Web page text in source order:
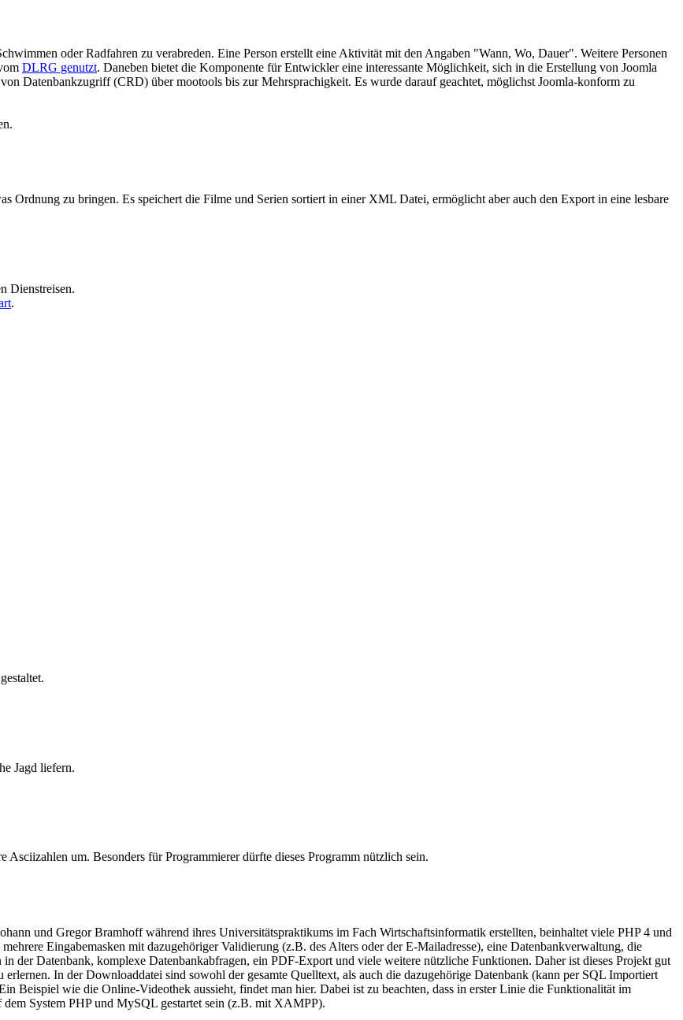
oder Radfahren zu verabreden. Eine Person erstellt eine Aktivität mit den Angaben "Wann, Wo, Dauer". Weitere Personen
DLRG genutzt. Daneben bietet die Komponente für Entwickler eine interessante Möglichkeit, sich in die Erstellung von Joomla
Datenbankzugriff (CRD) über mootools bis zur Mehrsprachigkeit. Es wurde darauf geachtet, möglichst Joomla-konform zu
Ordnung zu bringen. Es speichert die Filme und Serien sortiert in einer XML Datei, ermöglicht aber auch den Export in eine lesbare
Dienstreisen.
.
Jagd liefern.
um. Besonders für Programmierer dürfte dieses Programm nützlich sein.
und Gregor Bramhoff während ihres Universitätspraktikums im Fach Wirtschaftsinformatik erstellten, beinhaltet viele PHP 4 und
Eingabemasken mit dazugehöriger Validierung (z.B. des Alters oder der E-Mailadresse), eine Datenbankverwaltung, die
der Datenbank, komplexe Datenbankabfragen, ein PDF-Export und viele weitere nützliche Funktionen. Daher ist dieses Projekt gut
In der Downloaddatei sind sowohl der gesamte Quelltext, als auch die dazugehörige Datenbank (kann per SQL Importiert
Beispiel wie die Online-Videothek aussieht, findet man hier. Dabei ist zu beachten, dass in erster Linie die Funktionalität im
System PHP und MySQL gestartet sein (z.B. mit XAMPP).